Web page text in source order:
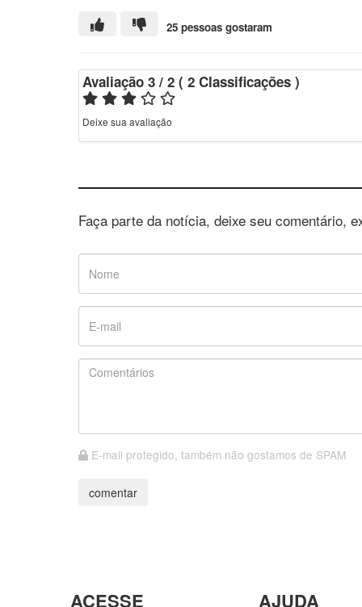
25 pessoas gostaram
Avaliação 3 / 2 ( 2 Classificações )
Deixe sua avaliação
Faça parte da notícia, deixe seu comentário,
E-mail protegido, também não gostamos de SPAM
ACESSE AJUDA